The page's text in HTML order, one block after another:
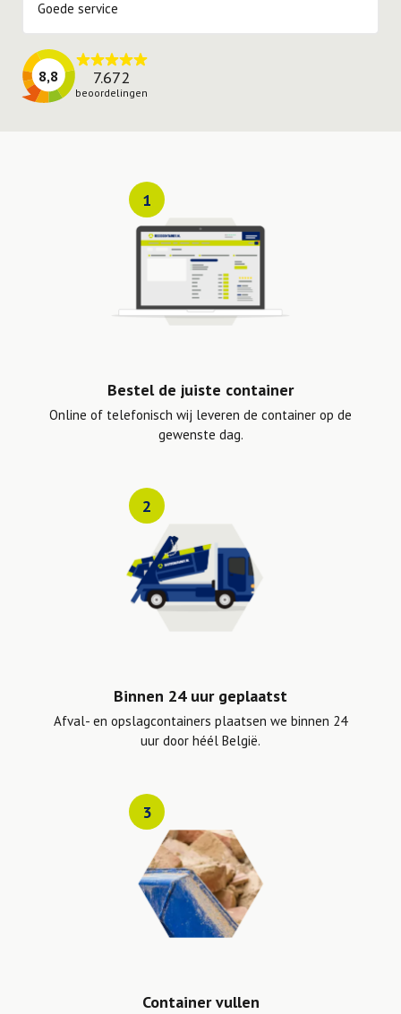
Goede service
8,8 7.672
beoordelingen
1
Bestel de juiste container
Online of telefonisch wij leveren de container op de
gewenste dag.
2
Binnen 24 uur geplaatst
Afval- en opslagcontainers plaatsen we binnen 24
uur door héél België.
3
Container vullen